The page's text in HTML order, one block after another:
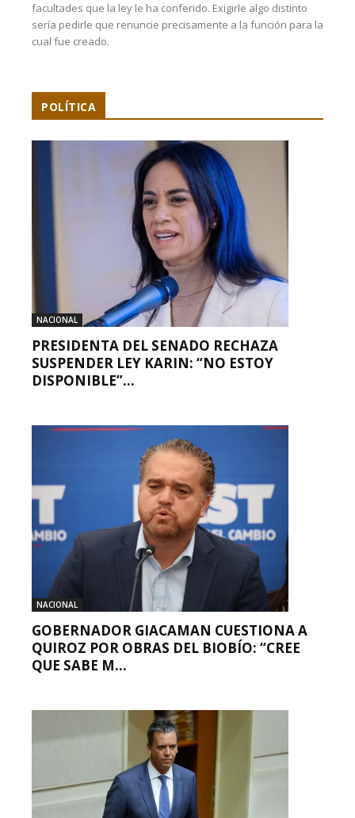
facultades que la ley le ha conferido. Exigirle algo distinto
sería pedirle que renuncie precisamente a la función para la
cual fue creado.
POLÍTICA
NACIONAL
PRESIDENTA DEL SENADO RECHAZA
SUSPENDER LEY KARIN: “NO ESTOY
DISPONIBLE”...
NACIONAL
GOBERNADOR GIACAMAN CUESTIONA A
QUIROZ POR OBRAS DEL BIOBÍO: “CREE
QUE SABE M...